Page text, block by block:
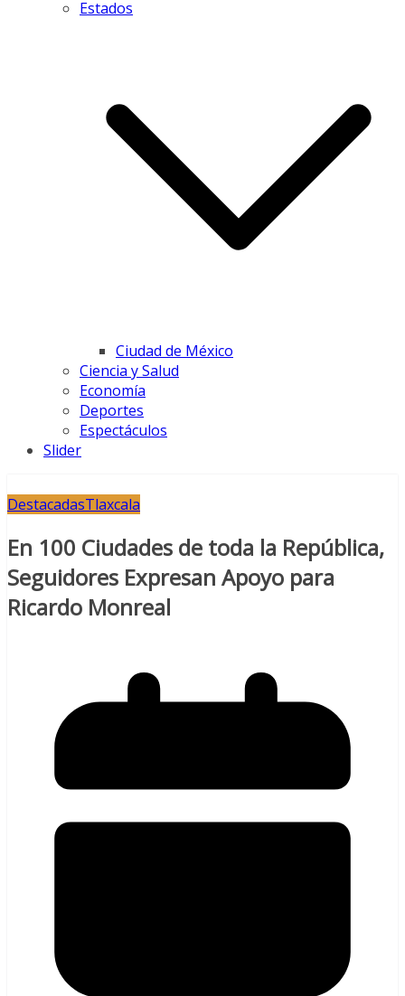
Estados
Ciudad de México
Ciencia y Salud
Economía
Deportes
Espectáculos
Slider
DestacadasTlaxcala
En 100 Ciudades de toda la República,
Seguidores Expresan Apoyo para
Ricardo Monreal